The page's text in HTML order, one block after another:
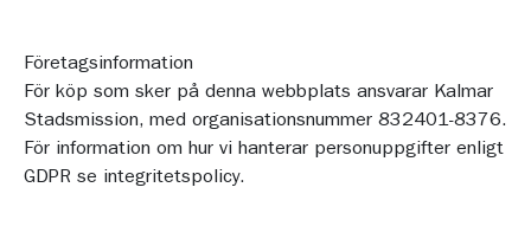
Företagsinformation
För köp som sker på denna webbplats ansvarar Kalmar
Stadsmission, med organisationsnummer 832401-8376.
För information om hur vi hanterar personuppgifter enligt
GDPR se integritetspolicy.